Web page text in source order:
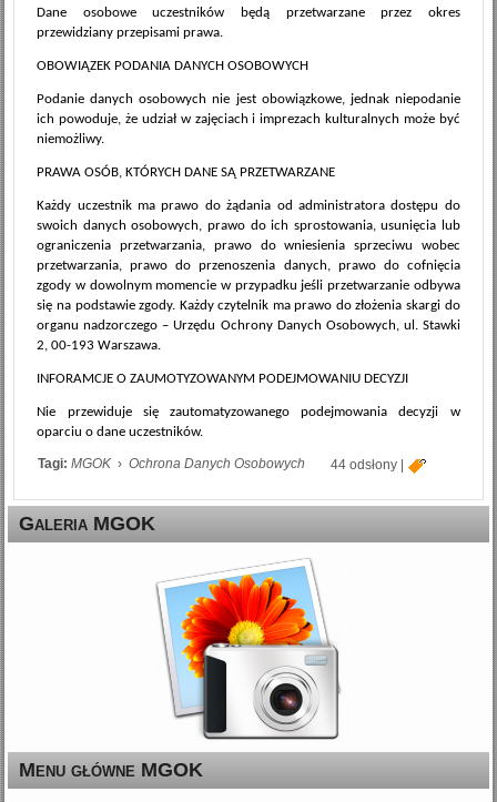
Dane osobowe uczestników będą przetwarzane przez okres
przewidziany przepisami prawa.
OBOWIĄZEK PODANIA DANYCH OSOBOWYCH
Podanie danych osobowych nie jest obowiązkowe, jednak niepodanie
ich powoduje, że udział w zajęciach i imprezach kulturalnych może być
niemożliwy.
PRAWA OSÓB, KTÓRYCH DANE SĄ PRZETWARZANE
Każdy uczestnik ma prawo do żądania od administratora dostępu do
swoich danych osobowych, prawo do ich sprostowania, usunięcia lub
ograniczenia przetwarzania, prawo do wniesienia sprzeciwu wobec
przetwarzania, prawo do przenoszenia danych, prawo do cofnięcia
zgody w dowolnym momencie w przypadku jeśli przetwarzanie odbywa
się na podstawie zgody. Każdy czytelnik ma prawo do złożenia skargi do
organu nadzorczego – Urzędu Ochrony Danych Osobowych, ul. Stawki
2, 00-193 Warszawa.
INFORAMCJE O ZAUMOTYZOWANYM PODEJMOWANIU DECYZJI
Nie przewiduje się zautomatyzowanego podejmowania decyzji w
oparciu o dane uczestników.
44 odsłony
Tagi:MGOK › Ochrona Danych Osobowych
Galeria MGOK
Menu główne MGOK